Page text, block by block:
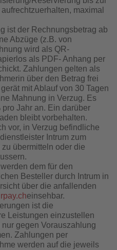
maximal
ist der Rechnungsbetrag ab
Abzüge (z.B. von
wird als QR-
als PDF- Anhang per
Zahlungen gelten als
über den Betrag frei
mit Ablauf von 30 Tagen
Mahnung in Verzug. Es
Jahr an. Ein darüber
bleibt vorbehalten.
vor, in Verzug befindliche
Intrum zum
übermitteln oder die
dem für den
Besteller durch Intrum in
über die anfallenden
einsehbar.
ist die
Leistungen einzustellen
gegen Vorauszahlung
Zahlungen per
werden auf die jeweils